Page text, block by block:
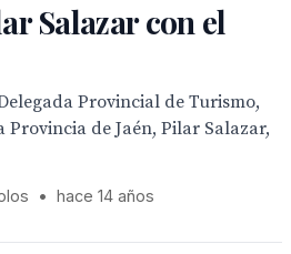
Salazar con el
Provincial de Turismo,
Provincia de Jaén, Pilar Salazar,
• hace 14 años